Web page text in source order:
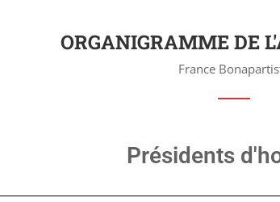
ORGANIGRAMME DE
France
Présidents